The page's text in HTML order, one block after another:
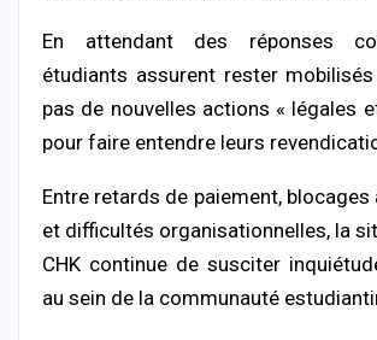
En attendant des réponses
étudiants assurent rester mobilisés
pas de nouvelles actions « légales
pour faire entendre leurs
Entre retards de paiement, blocages
et difficultés organisationnelles, la
CHK continue de susciter
au sein de la communauté